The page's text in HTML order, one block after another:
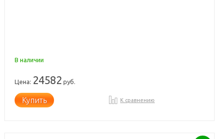
В наличии
Цена: 24582 руб.
Купить К сравнению